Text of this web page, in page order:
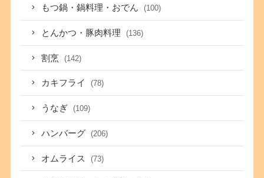
もつ鍋・鍋料理・おでん (100)
とんかつ・豚肉料理 (136)
割烹 (142)
カキフライ (78)
うなぎ (109)
ハンバーグ (206)
オムライス (73)